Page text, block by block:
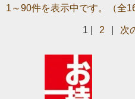
1～90件を表示中です。（全
1 2 次